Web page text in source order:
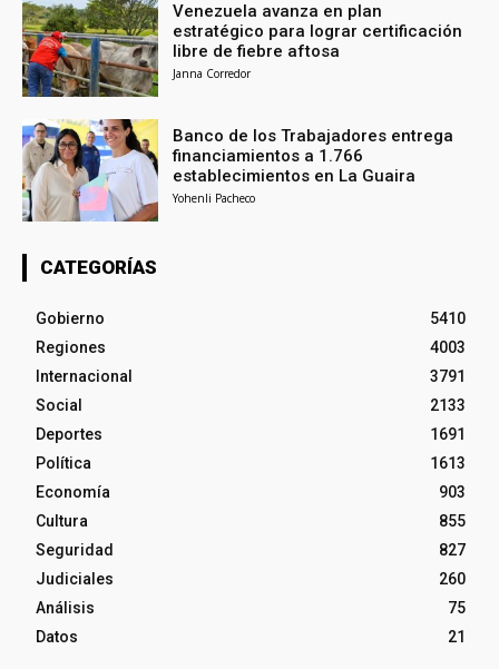
Venezuela avanza en plan
estratégico para lograr certificación
libre de fiebre aftosa
Janna Corredor
Banco de los Trabajadores entrega
financiamientos a 1.766
establecimientos en La Guaira
Yohenli Pacheco
CATEGORÍAS
Gobierno
5410
Regiones
4003
Internacional
3791
Social
2133
Deportes
1691
Política
1613
Economía
903
Cultura
855
Seguridad
827
Judiciales
260
Análisis
75
Datos
21